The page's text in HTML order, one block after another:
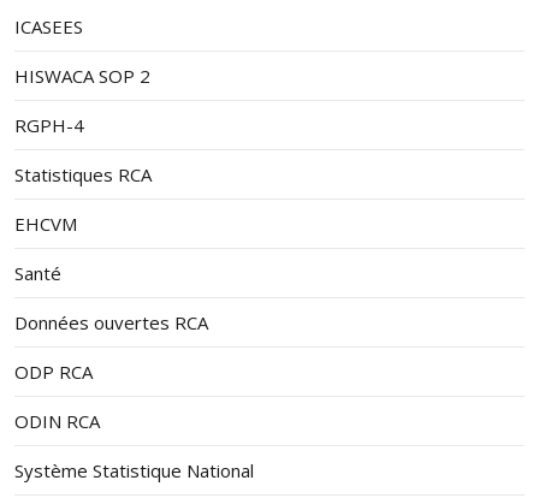
ICASEES
HISWACA SOP 2
RGPH-4
Statistiques RCA
EHCVM
Santé
Données ouvertes RCA
ODP RCA
ODIN RCA
Système Statistique National